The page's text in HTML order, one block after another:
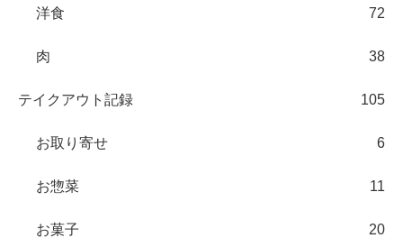
洋食 72
肉 38
テイクアウト記録 105
お取り寄せ 6
お惣菜 11
お菓子 20